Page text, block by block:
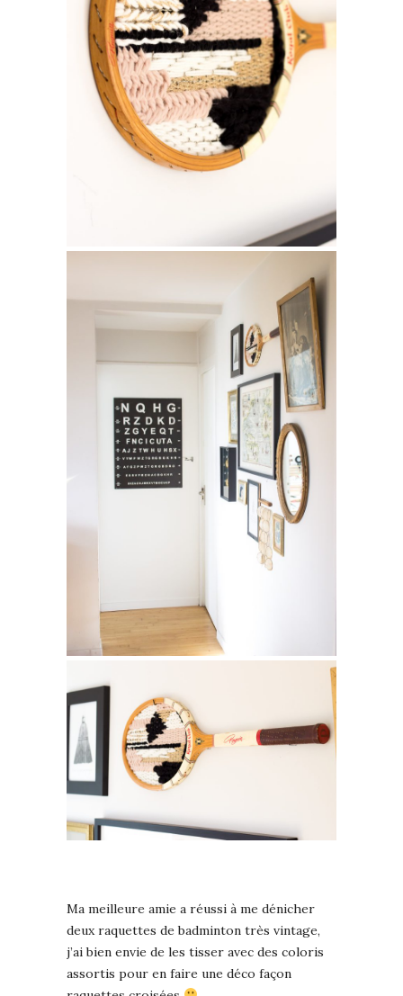
Ma meilleure amie a réussi à me dénicher
deux raquettes de badminton très vintage,
j’ai bien envie de les tisser avec des coloris
assortis pour en faire une déco façon